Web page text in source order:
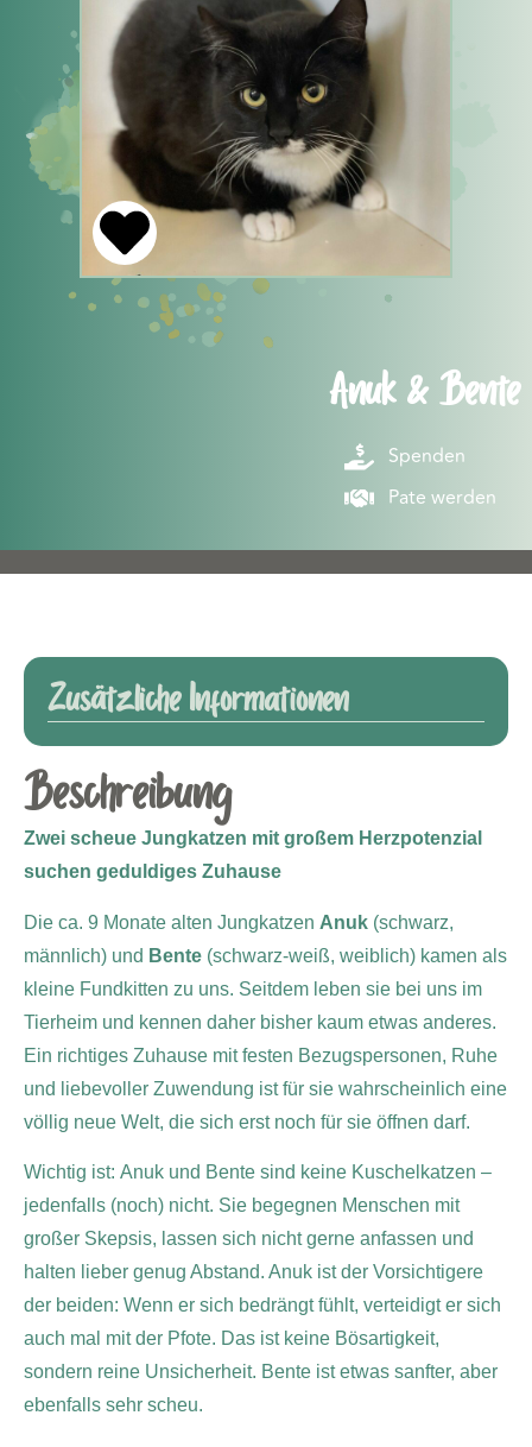
Anuk & Bente
Spenden
Pate werden
Zusätzliche Informationen
Beschreibung
Zwei scheue Jungkatzen mit großem Herzpotenzial
suchen geduldiges Zuhause
Die ca. 9 Monate alten Jungkatzen Anuk (schwarz,
männlich) und Bente (schwarz-weiß, weiblich) kamen als
kleine Fundkitten zu uns. Seitdem leben sie bei uns im
Tierheim und kennen daher bisher kaum etwas anderes.
Ein richtiges Zuhause mit festen Bezugspersonen, Ruhe
und liebevoller Zuwendung ist für sie wahrscheinlich eine
völlig neue Welt, die sich erst noch für sie öffnen darf.
Wichtig ist: Anuk und Bente sind keine Kuschelkatzen –
jedenfalls (noch) nicht. Sie begegnen Menschen mit
großer Skepsis, lassen sich nicht gerne anfassen und
halten lieber genug Abstand. Anuk ist der Vorsichtigere
der beiden: Wenn er sich bedrängt fühlt, verteidigt er sich
auch mal mit der Pfote. Das ist keine Bösartigkeit,
sondern reine Unsicherheit. Bente ist etwas sanfter, aber
ebenfalls sehr scheu.